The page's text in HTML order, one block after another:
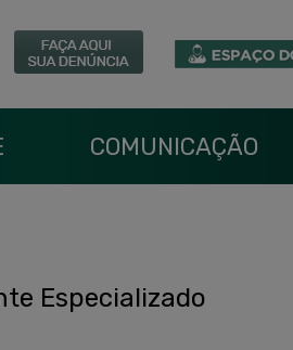
COMUNICAÇÃO
Especializado